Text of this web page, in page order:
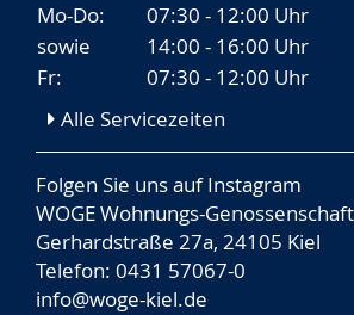
Mo-Do:
07:30 - 12:00 Uhr
sowie
14:00 - 16:00 Uhr
Fr:
07:30 - 12:00 Uhr
Alle Servicezeiten
Folgen Sie uns aufInstagram
WOGE Wohnungs-
Gerhardstraße 27a, 24105 Kiel
Telefon: 0431 57067-0
info@woge-kiel.de